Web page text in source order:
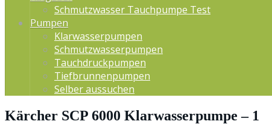
Schmutzwasser Tauchpumpe Test
Pumpen
Klarwasserpumpen
Schmutzwasserpumpen
Tauchdruckpumpen
Tiefbrunnenpumpen
Selber aussuchen
Kärcher SCP 6000 Klarwasserpumpe – 1